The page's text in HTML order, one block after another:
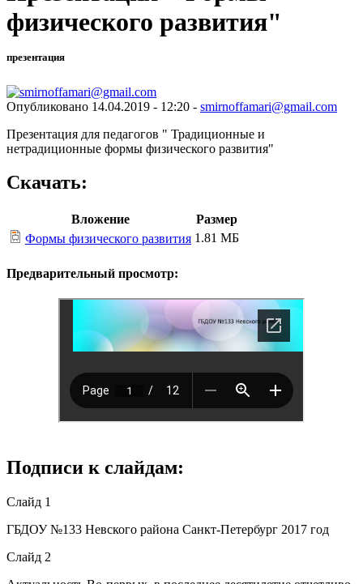
физического развития"
презентация
Опубликовано 14.04.2019 - 12:20 - smirnoffamari@gmail.com
Презентация для педагогов " Традиционные и
нетрадиционные формы физического развития"
Скачать:
Вложение
Размер
Формы физического развития 1.81 МБ
Предварительный просмотр:
Подписи к слайдам:
Слайд 1
ГБДОУ №133 Невского района Санкт-Петербург 2017 год
Слайд 2